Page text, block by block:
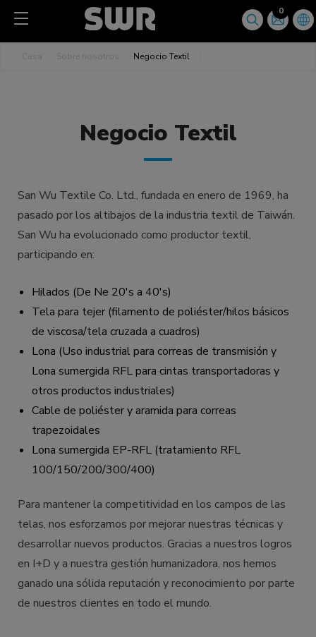
0
Casa Sobre nosotros Negocio Textil
Negocio Textil
San Wu Textile Co. Ltd., fundada en enero de 1969, ha
pasado por los altibajos de la industria textil de Taiwán.
San Wu ha evolucionado como productor textil,
participando en:
Hilados (De Ne 20's a 40's)
Tela para tejer (filamento de poliéster/hilos básicos
de viscosa/tela cruzada a cuadros)
Lona (Uso industrial para correas de transmisión y
Lona sumergida RFL para cintas transportadoras y
otros productos industriales)
Cable de poliéster y aramida para correas
trapezoidales
Lona sumergida EP-RFL (tratamiento RFL
100/150/200/300/400)
Para mantener la competitividad en los campos de las
telas, nos esforzamos por mejorar nuestras técnicas y
desarrollar nuevos productos. Gracias a nuestros logros
en I+D y a nuestra gestión humanizadora, nos hemos
ganado una sólida reputación y reconocimiento por parte
de nuestros clientes en todo el mundo.
Panel de gestión de cookies